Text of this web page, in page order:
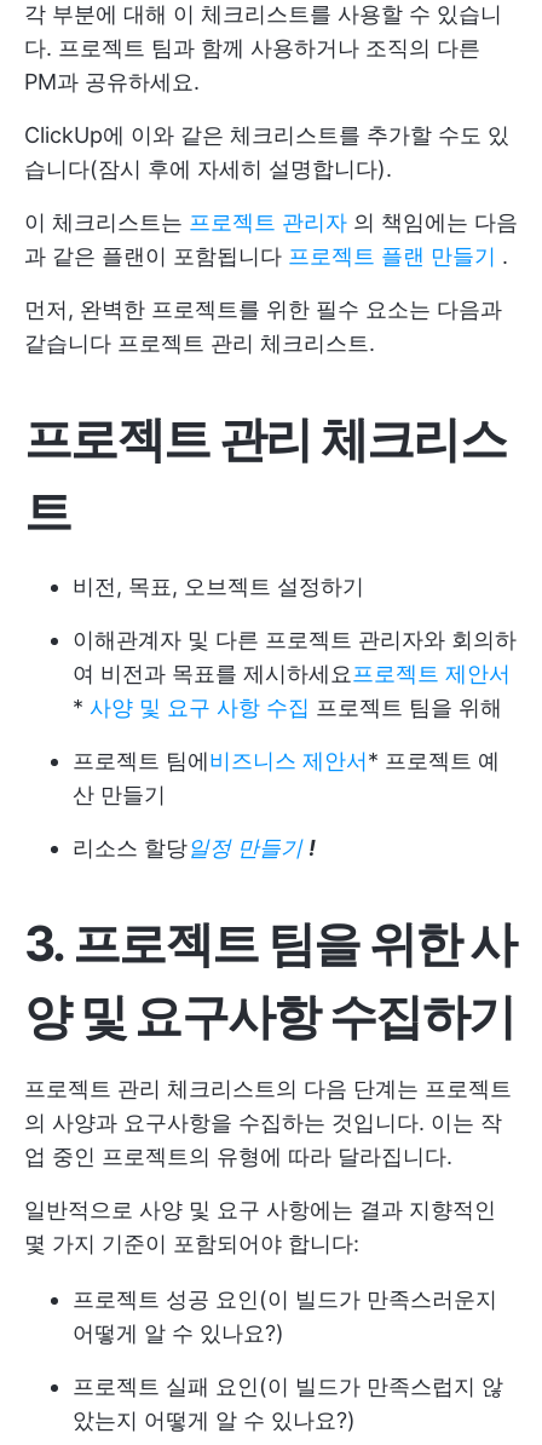
각 부분에 대해 이 체크리스트를 사용할 수 있습니
다. 프로젝트 팀과 함께 사용하거나 조직의 다른
PM과 공유하세요.
ClickUp에 이와 같은 체크리스트를 추가할 수도 있
습니다(잠시 후에 자세히 설명합니다).
이 체크리스트는 프로젝트 관리자 의 책임에는 다음
과 같은 플랜이 포함됩니다 프로젝트 플랜 만들기 .
먼저, 완벽한 프로젝트를 위한 필수 요소는 다음과
같습니다 프로젝트 관리 체크리스트.
프로젝트 관리 체크리스
트
비전, 목표, 오브젝트 설정하기
이해관계자 및 다른 프로젝트 관리자와 회의하
여 비전과 목표를 제시하세요 프로젝트 제안서
* 사양 및 요구 사항 수집 프로젝트 팀을 위해
프로젝트 팀에비즈니스 제안서* 프로젝트 예
산 만들기
리소스 할당일정 만들기 !
3. 프로젝트 팀을 위한 사
양 및 요구사항수집하기
프로젝트 관리 체크리스트의 다음 단계는 프로젝트
의 사양과 요구사항을 수집하는 것입니다. 이는 작
업 중인 프로젝트의 유형에 따라 달라집니다.
일반적으로 사양 및 요구 사항에는 결과 지향적인
몇 가지 기준이 포함되어야 합니다:
프로젝트 성공 요인(이 빌드가 만족스러운지
어떻게 알 수 있나요?)
프로젝트 실패 요인(이 빌드가 만족스럽지 않
았는지 어떻게 알 수 있나요?)